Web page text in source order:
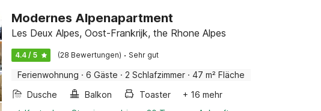
Modernes Alpenapartment
Les Deux Alpes, Oost-Frankrijk, the Rhone Alpes
4.4 / 5 (28 Bewertungen) · Sehr gut
Ferienwohnung · 6 Gäste · 2 Schlafzimmer · 47 m² Fläche
Dusche
Balkon Toaster
+ 16 mehr